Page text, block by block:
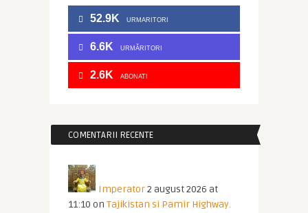
52.9K URMARITORI
6.6K URMĂRITORI
2.6K ABONATI
COMENTARII RECENTE
Imperator2 august 2026 at
11:10 on Tajikistan si Pamir Highway.